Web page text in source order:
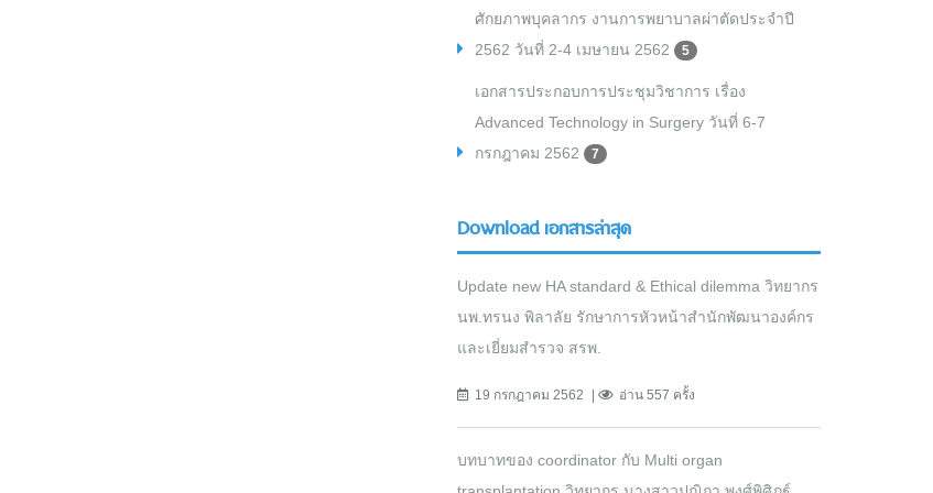
ศักยภาพบุคลากร งานการพยาบาลผ่าตัดประจำปี
2562 วันที่ 2-4 เมษายน 2562
5
เอกสารประกอบการประชุมวิชาการ เรื่อง
Advanced Technology in Surgery วันที่ 6-7
กรกฎาคม 2562
7
Download เอกสารล่าสุด
Update new HA standard & Ethical dilemma วิทยากร
นพ.ทรนง พิลาลัย รักษาการหัวหน้าสำนักพัฒนาองค์กร
และเยี่ยมสำรวจ สรพ.
19 กรกฎาคม 2562 อ่าน 557 ครั้ง
บทบาทของ coordinator กับ Multi organ